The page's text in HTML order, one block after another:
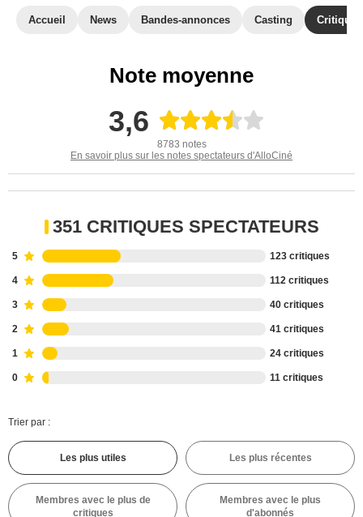
Accueil News Bandes-annonces Casting
Note moyenne
3,6
8783 notes
En savoir plus sur les notes spectateurs d'AlloCiné
351 CRITIQUES SPECTATEURS
5 123 critiques
4 112 critiques
3 40 critiques
2 41 critiques
1 24 critiques
0 11 critiques
Trier par :
Les plus utiles Les plus récentes
Membres avec le plus de
critiques
Membres avec le plus
d'abonnés